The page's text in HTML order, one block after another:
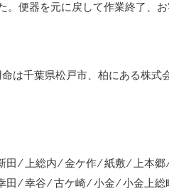
便器を元に戻して作業終了、お
は千葉県松戸市、柏にある株式
⁄ 上総内 ⁄ 金ケ作 ⁄ 紙敷 ⁄ 上本郷
田 ⁄ 幸谷 ⁄ 古ケ崎 ⁄ 小金 ⁄ 小金上